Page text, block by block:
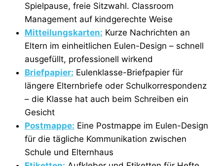
Spielpause, freie Sitzwahl. Classroom
Management auf kindgerechte Weise
Mitteilungskarten: Kurze Nachrichten an
Eltern im einheitlichen Eulen-Design – schnell
ausgefüllt, professionell wirkend
Briefpapier: Eulenklasse-Briefpapier für
längere Elternbriefe oder Schulkorrespondenz
– die Klasse hat auch beim Schreiben ein
Gesicht
Postmappe: Eine Postmappe im Eulen-Design
für die tägliche Kommunikation zwischen
Schule und Elternhaus